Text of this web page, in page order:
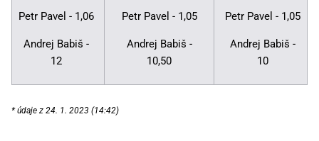
Petr Pavel - 1,06
Andrej Babiš -
12
Petr Pavel - 1,05
Andrej Babiš -
10,50
Petr Pavel - 1,05
Andrej Babiš -
10
* údaje z 24. 1. 2023 (14:42)